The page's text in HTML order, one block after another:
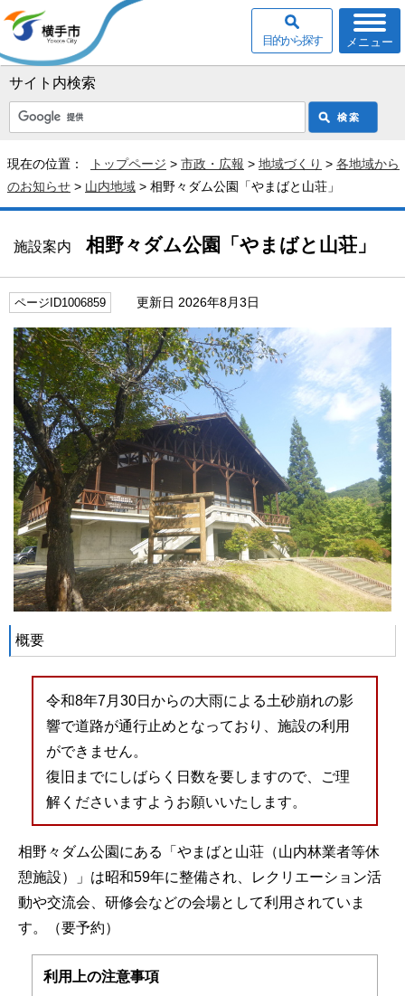
サイト内検索
メニュー
目的から探す
現在の位置： トップページ > 市政・広報 > 地域づくり > 各地域から
のお知らせ > 山内地域 > 相野々ダム公園「やまばと山荘」
施設案内 相野々ダム公園「やまばと山荘」
ページID1006859 更新日 2026年8月3日
概要
令和8年7月30日からの大雨による土砂崩れの影
響で道路が通行止めとなっており、施設の利用
ができません。
復旧までにしばらく日数を要しますので、ご理
解くださいますようお願いいたします。
相野々ダム公園にある「やまばと山荘（山内林業者等休
憩施設）」は昭和59年に整備され、レクリエーション活
動や交流会、研修会などの会場として利用されていま
す。（要予約）
利用上の注意事項